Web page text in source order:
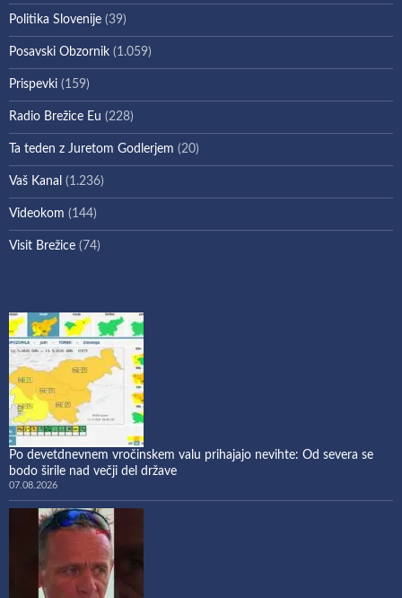
Politika Slovenije (39)
Posavski Obzornik (1.059)
Prispevki (159)
Radio Brežice Eu (228)
Ta teden z Juretom Godlerjem (20)
Vaš Kanal (1.236)
Videokom (144)
Visit Brežice (74)
Po devetdnevnem vročinskem valu prihajajo nevihte: Od severa se
bodo širile nad večji del države
07.08.2026